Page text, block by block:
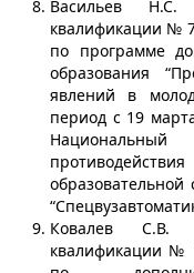
Васильев Н.С.
квалификации №
по программе
образования
явлений в
период с 19
Ковалев С.В.
квалификации №